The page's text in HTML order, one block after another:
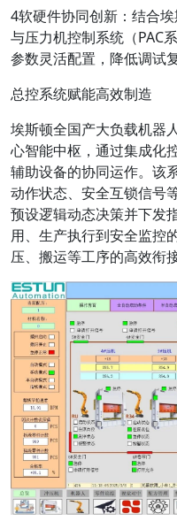
4软硬件协同创新：结合
与压力机控制系统（PAC
参数灵活配置，降低调试
总控系统赋能高效制造
埃斯顿全国产大负载机器
心智能中枢，通过集成化
辅助设备的协同运作。该
动作状态、安全互锁信号
预设逻辑动态决策并下发
用、生产执行到安全监控
压、搬运等工序的高效衔